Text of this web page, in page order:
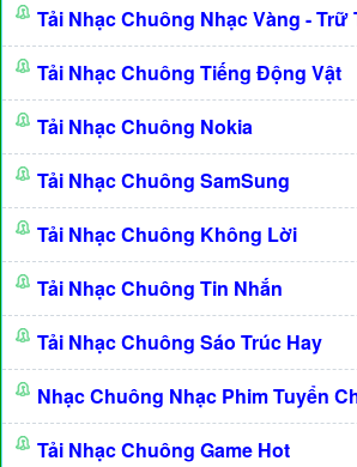
Tải Nhạc Chuông Nhạc Vàng - Trữ
Tải Nhạc Chuông Tiếng Động Vật
Tải Nhạc Chuông Nokia
Tải Nhạc Chuông SamSung
Tải Nhạc Chuông Không Lời
Tải Nhạc Chuông Tin Nhắn
Tải Nhạc Chuông Sáo Trúc Hay
Nhạc Chuông Nhạc Phim Tuyển
Tải Nhạc Chuông Game Hot